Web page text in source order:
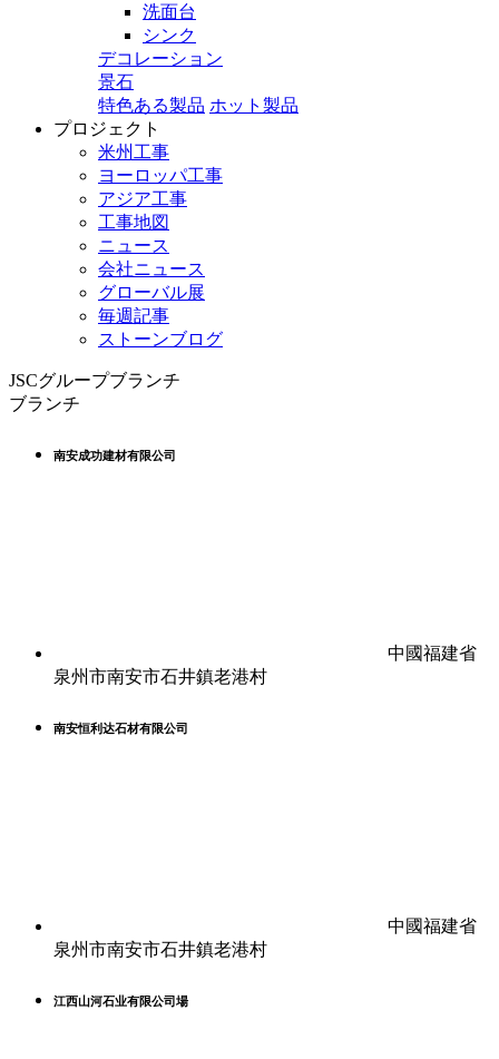
洗面台
シンク
デコレーション
景石
特色ある製品 ホット製品
プロジェクト
米州工事
ヨーロッパ工事
アジア工事
工事地図
ニュース
会社ニュース
グローバル展
毎週記事
ストーンブログ
JSCグループブランチ
ブランチ
南安成功建材有限公司
中國福建省
泉州市南安市石井鎮老港村
南安恒利达石材有限公司
中國福建省
泉州市南安市石井鎮老港村
江西山河石业有限公司場